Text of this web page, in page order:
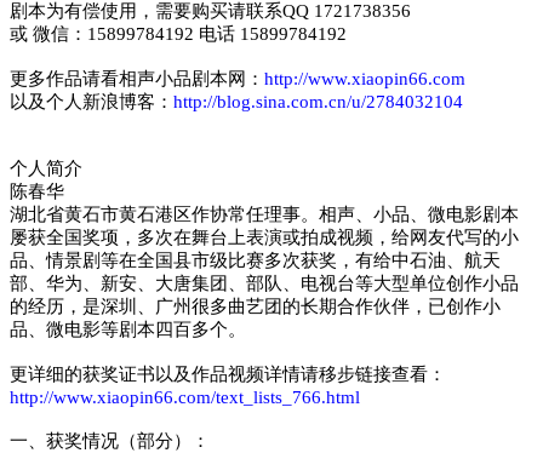
剧本为有偿使用，需要购买请联系QQ 1721738356
或 微信：15899784192 电话 15899784192
更多作品请看相声小品剧本网： http://www.xiaopin66.com
以及个人新浪博客： http://blog.sina.com.cn/u/2784032104
个人简介
陈春华
湖北省黄石市黄石港区作协常任理事。相声、小品、微电影剧本
屡获全国奖项，多次在舞台上表演或拍成视频，给网友代写的小
品、情景剧等在全国县市级比赛多次获奖，有给中石油、航天
部、华为、新安、大唐集团、部队、电视台等大型单位创作小品
的经历，是深圳、广州很多曲艺团的长期合作伙伴，已创作小
品、微电影等剧本四百多个。
更详细的获奖证书以及作品视频详情请移步链接查看：
http://www.xiaopin66.com/text_lists_766.html
一、获奖情况（部分）：